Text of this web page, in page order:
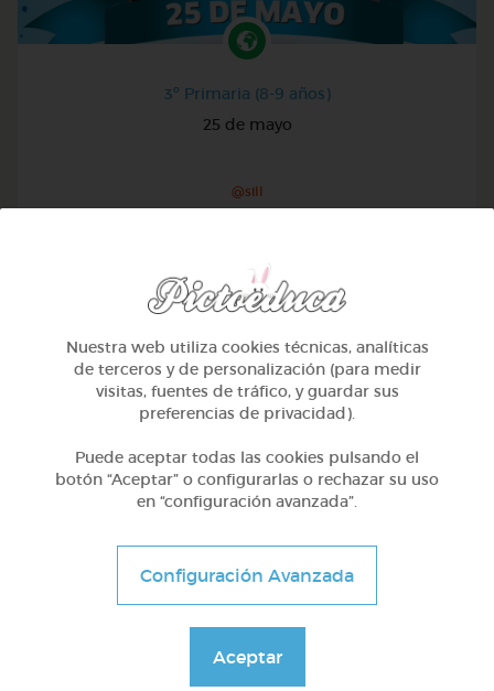
3º Primaria (8-9 años)
25 de mayo
@sill
La escarapela nacional argentina
@sill
Nuestra web utiliza cookies técnicas, analíticas
de terceros y de personalización (para medir
visitas, fuentes de tráfico, y guardar sus
preferencias de privacidad).
Puede aceptar todas las cookies pulsando el
botón “Aceptar” o configurarlas o rechazar su uso
en “configuración avanzada”.
Configuración Avanzada
Aceptar